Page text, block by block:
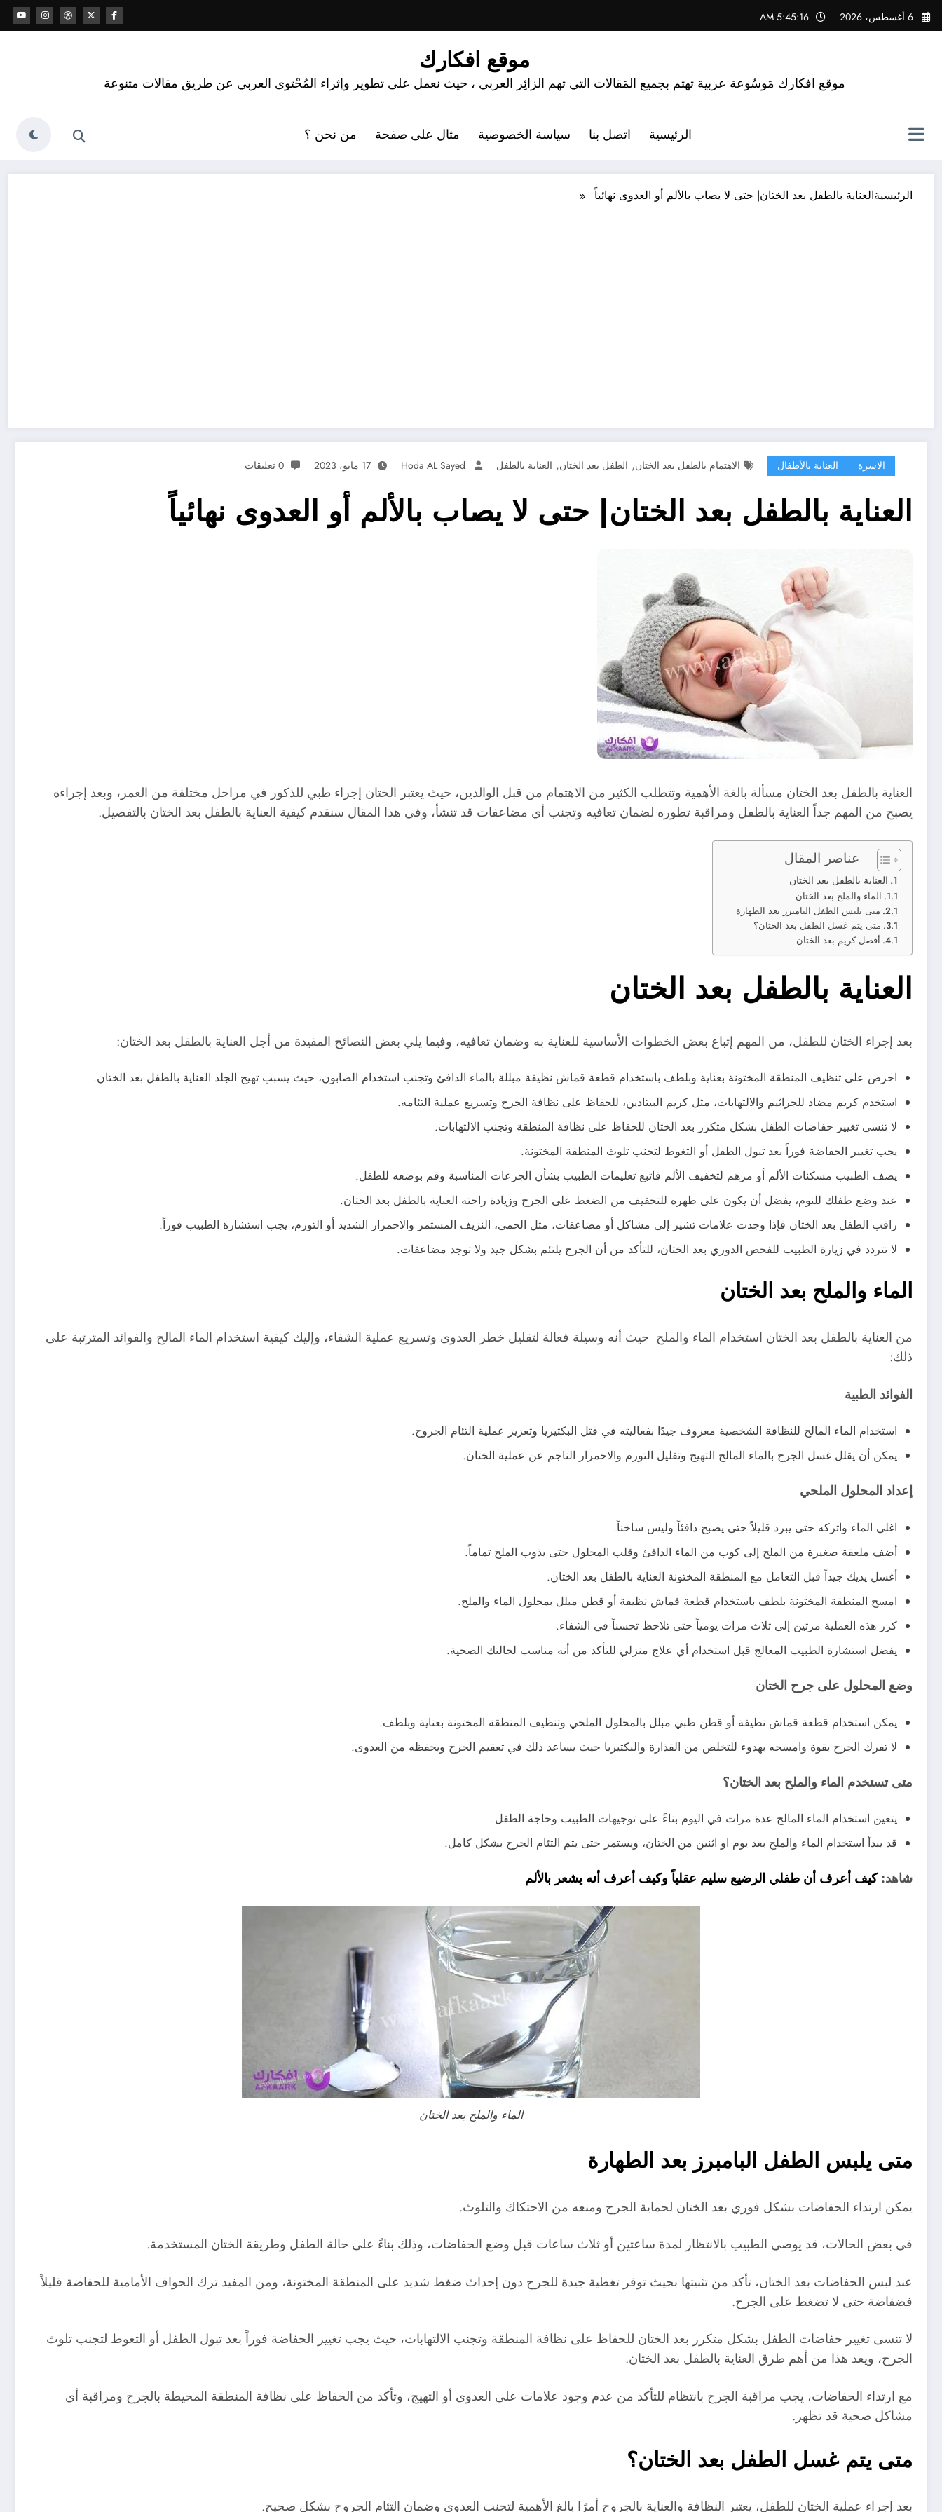
التجاوز
إلى
6 أغسطس، 2026 5:45:17 AM
موقع افكارك
موقع افكارك مَوسُوعة عربية تهتم بجميع المَقالات التي تهم الزائِر العربي ، حيث نعمل على تطوير وإثراء المُحْتوى العربي عن طريق مقالات متنوعة
الرئيسية اتصل بنا سياسة الخصوصية مثال على صفحة من نحن ؟
الرئيسيةالعناية بالطفل بعد الختان| حتى لا يصاب بالألم أو العدوى نهائياً
الاسرة العناية بالأطفال الاهتمام بالطفل بعد الختان, الطفل بعد الختان, العناية بالطفل Hoda AL Sayed 17 مايو، 2023 0 تعليقات
العناية بالطفل بعد الختان| حتى لا يصاب بالألم أو العدوى نهائياً
العناية بالطفل بعد الختان مسألة بالغة الأهمية وتتطلب الكثير من الاهتمام من قبل الوالدين، حيث يعتبر الختان إجراء طبي للذكور في مراحل مختلفة من العمر، وبعد إجراءه
يصبح من المهم جداً العناية بالطفل ومراقبة تطوره لضمان تعافيه وتجنب أي مضاعفات قد تنشأ، وفي هذا المقال سنقدم كيفية العناية بالطفل بعد الختان بالتفصيل.
عناصر المقال
العناية بالطفل بعد الختان
الماء والملح بعد الختان
متى يلبس الطفل البامبرز بعد الطهارة
متى يتم غسل الطفل بعد الختان؟
أفضل كريم بعد الختان
العناية بالطفل بعد الختان
بعد إجراء الختان للطفل، من المهم إتباع بعض الخطوات الأساسية للعناية به وضمان تعافيه، وفيما يلي بعض النصائح المفيدة من أجل العناية بالطفل بعد الختان:
احرص على تنظيف المنطقة المختونة بعناية وبلطف باستخدام قطعة قماش نظيفة مبللة بالماء الدافئ وتجنب استخدام الصابون، حيث يسبب تهيج الجلد العناية بالطفل بعد الختان.
استخدم كريم مضاد للجراثيم والالتهابات، مثل كريم البيتادين، للحفاظ على نظافة الجرح وتسريع عملية التئامه.
لا تنسى تغيير حفاضات الطفل بشكل متكرر بعد الختان للحفاظ على نظافة المنطقة وتجنب الالتهابات.
يجب تغيير الحفاضة فوراً بعد تبول الطفل أو التغوط لتجنب تلوث المنطقة المختونة.
يصف الطبيب مسكنات الألم أو مرهم لتخفيف الألم فاتبع تعليمات الطبيب بشأن الجرعات المناسبة وقم بوضعه للطفل.
عند وضع طفلك للنوم، يفضل أن يكون على ظهره للتخفيف من الضغط على الجرح وزيادة راحته العناية بالطفل بعد الختان.
راقب الطفل بعد الختان فإذا وجدت علامات تشير إلى مشاكل أو مضاعفات، مثل الحمى، النزيف المستمر والاحمرار الشديد أو التورم، يجب استشارة الطبيب فوراً.
لا تتردد في زيارة الطبيب للفحص الدوري بعد الختان، للتأكد من أن الجرح يلتئم بشكل جيد ولا توجد مضاعفات.
الماء والملح بعد الختان
من العناية بالطفل بعد الختان استخدام الماء والملح حيث أنه وسيلة فعالة لتقليل خطر العدوى وتسريع عملية الشفاء، وإليك كيفية استخدام الماء المالح والفوائد المترتبة على
ذلك:
الفوائد الطبية
استخدام الماء المالح للنظافة الشخصية معروف جيدًا بفعاليته في قتل البكتيريا وتعزيز عملية التئام الجروح.
يمكن أن يقلل غسل الجرح بالماء المالح التهيج وتقليل التورم والاحمرار الناجم عن عملية الختان.
إعداد المحلول الملحي
اغلي الماء واتركه حتى يبرد قليلاً حتى يصبح دافئاً وليس ساخناً.
أضف ملعقة صغيرة من الملح إلى كوب من الماء الدافئ وقلب المحلول حتى يذوب الملح تماماً.
أغسل يديك جيداً قبل التعامل مع المنطقة المختونة العناية بالطفل بعد الختان.
امسح المنطقة المختونة بلطف باستخدام قطعة قماش نظيفة أو قطن مبلل بمحلول الماء والملح.
كرر هذه العملية مرتين إلى ثلاث مرات يومياً حتى تلاحظ تحسناً في الشفاء.
يفضل استشارة الطبيب المعالج قبل استخدام أي علاج منزلي للتأكد من أنه مناسب لحالتك الصحية.
وضع المحلول على جرح الختان
يمكن استخدام قطعة قماش نظيفة أو قطن طبي مبلل بالمحلول الملحي وتنظيف المنطقة المختونة بعناية وبلطف.
لا تفرك الجرح بقوة وامسحه بهدوء للتخلص من القذارة والبكتيريا حيث يساعد ذلك في تعقيم الجرح ويحفظه من العدوى.
متى تستخدم الماء والملح بعد الختان؟
يتعين استخدام الماء المالح عدة مرات في اليوم بناءً على توجيهات الطبيب وحاجة الطفل.
قد يبدأ استخدام الماء والملح بعد يوم او اثنين من الختان، ويستمر حتى يتم التئام الجرح بشكل كامل.
شاهد:كيف أعرف أن طفلي الرضيع سليم عقلياً وكيف أعرف أنه يشعر بالألم
الماء والملح بعد الختان
متى يلبس الطفل البامبرز بعد الطهارة
يمكن ارتداء الحفاضات بشكل فوري بعد الختان لحماية الجرح ومنعه من الاحتكاك والتلوث.
في بعض الحالات، قد يوصي الطبيب بالانتظار لمدة ساعتين أو ثلاث ساعات قبل وضع الحفاضات، وذلك بناءً على حالة الطفل وطريقة الختان المستخدمة.
عند لبس الحفاضات بعد الختان، تأكد من تثبيتها بحيث توفر تغطية جيدة للجرح دون إحداث ضغط شديد على المنطقة المختونة، ومن المفيد ترك الحواف الأمامية للحفاضة قليلاً
فضفاضة حتى لا تضغط على الجرح.
لا تنسى تغيير حفاضات الطفل بشكل متكرر بعد الختان للحفاظ على نظافة المنطقة وتجنب الالتهابات، حيث يجب تغيير الحفاضة فوراً بعد تبول الطفل أو التغوط لتجنب تلوث
الجرح، ويعد هذا من أهم طرق العناية بالطفل بعد الختان.
مع ارتداء الحفاضات، يجب مراقبة الجرح بانتظام للتأكد من عدم وجود علامات على العدوى أو التهيج، وتأكد من الحفاظ على نظافة المنطقة المحيطة بالجرح ومراقبة أي
مشاكل صحية قد تظهر.
متى يتم غسل الطفل بعد الختان؟
بعد إجراء عملية الختان للطفل، يعتبر النظافة والعناية بالجروح أمرًا بالغ الأهمية لتجنب العدوى وضمان التئام الجروح بشكل صحيح.